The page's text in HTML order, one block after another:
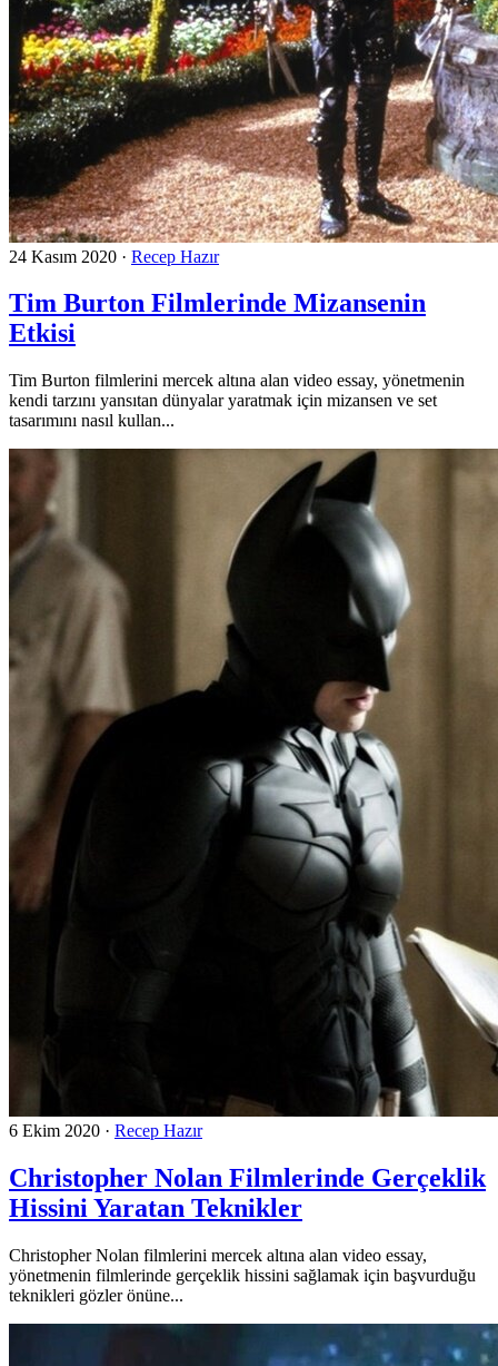
24 Kasım 2020 · Recep Hazır
Tim Burton Filmlerinde Mizansenin
Etkisi
Tim Burton filmlerini mercek altına alan video essay, yönetmenin
kendi tarzını yansıtan dünyalar yaratmak için mizansen ve set
tasarımını nasıl kullan...
6 Ekim 2020 · Recep Hazır
Christopher Nolan Filmlerinde Gerçeklik
Hissini Yaratan Teknikler
Christopher Nolan filmlerini mercek altına alan video essay,
yönetmenin filmlerinde gerçeklik hissini sağlamak için başvurduğu
teknikleri gözler önüne...